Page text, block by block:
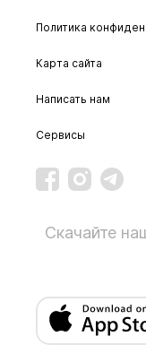
Политика
Карта сайта
Написать нам
Сервисы
Скачайте